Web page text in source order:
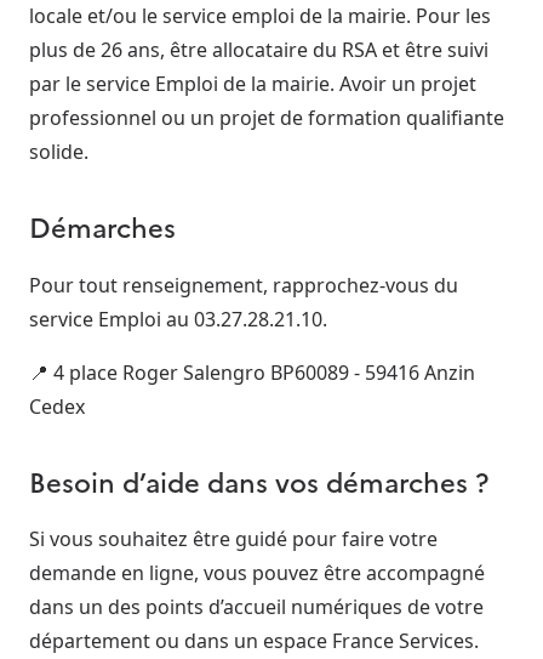
locale et/ou le service emploi de la mairie. Pour les
plus de 26 ans, être allocataire du RSA et être suivi
par le service Emploi de la mairie. Avoir un projet
professionnel ou un projet de formation qualifiante
solide.
Démarches
Pour tout renseignement, rapprochez-vous du
service Emploi au 03.27.28.21.10.
📍 4 place Roger Salengro BP60089 - 59416 Anzin
Cedex
Besoin d’aide dans vos démarches ?
Si vous souhaitez être guidé pour faire votre
demande en ligne, vous pouvez être accompagné
dans un des points d’accueil numériques de votre
département ou dans un espace France Services.